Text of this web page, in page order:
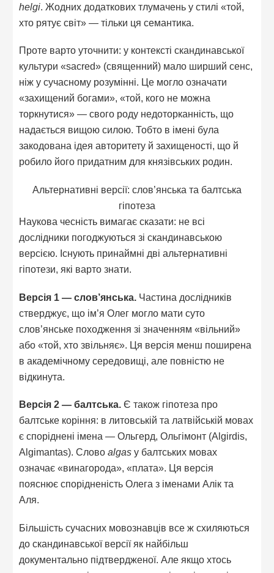
helgi . Жодних додаткових тлумачень у стилі «той,
хто рятує світ» — тільки ця семантика.
Проте варто уточнити: у контексті скандинавської
культури «sacred» (священний) мало ширший сенс,
ніж у сучасному розумінні. Це могло означати
«захищений богами», «той, кого не можна
торкнутися» — свого роду недоторканність, що
надається вищою силою. Тобто в імені була
закодована ідея авторитету й захищеності, що й
робило його придатним для князівських родин.
Альтернативні версії: слов’янська та балтська
гіпотеза
Наукова чесність вимагає сказати: не всі
дослідники погоджуються зі скандинавською
версією. Існують принаймні дві альтернативні
гіпотези, які варто знати.
Версія 1 — слов’янська. Частина дослідників
стверджує, що ім’я Олег могло мати суто
слов’янське походження зі значенням «вільний»
або «той, хто звільняє». Ця версія менш поширена
в академічному середовищі, але повністю не
відкинута.
Версія 2 — балтська. Є також гіпотеза про
балтське коріння: в литовській та латвійській мовах
є споріднені імена — Ольгерд, Ольгімонт (Algirdis,
Algimantas). Словоalgas у балтських мовах
означає «винагорода», «плата». Ця версія
пояснює спорідненість Олега з іменами Алік та
Аля.
Більшість сучасних мовознавців все ж схиляються
до скандинавської версії як найбільш
документально підтвердженої. Але якщо хтось